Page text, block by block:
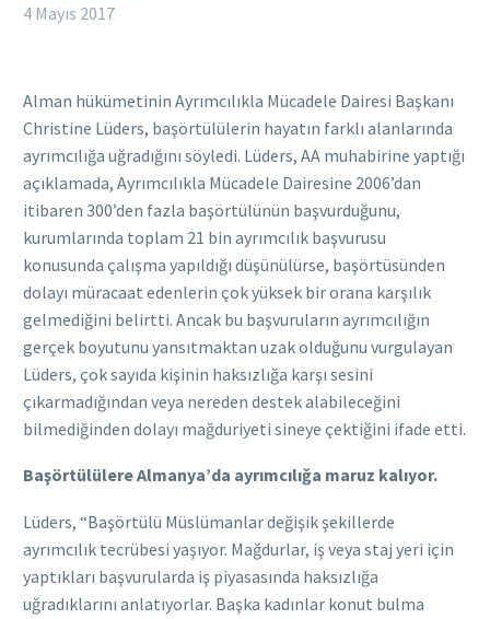
4 Mayıs 2017
Alman hükümetinin Ayrımcılıkla Mücadele Dairesi Başkanı
Christine Lüders, başörtülülerin hayatın farklı alanlarında
ayrımcılığa uğradığını söyledi. Lüders, AA muhabirine yaptığı
açıklamada, Ayrımcılıkla Mücadele Dairesine 2006’dan
itibaren 300’den fazla başörtülünün başvurduğunu,
kurumlarında toplam 21 bin ayrımcılık başvurusu
konusunda çalışma yapıldığı düşünülürse, başörtüsünden
dolayı müracaat edenlerin çok yüksek bir orana karşılık
gelmediğini belirtti. Ancak bu başvuruların ayrımcılığın
gerçek boyutunu yansıtmaktan uzak olduğunu vurgulayan
Lüders, çok sayıda kişinin haksızlığa karşı sesini
çıkarmadığından veya nereden destek alabileceğini
bilmediğinden dolayı mağduriyeti sineye çektiğini ifade etti.
Başörtülülere Almanya’da ayrımcılığa maruz kalıyor.
Lüders, “Başörtülü Müslümanlar değişik şekillerde
ayrımcılık tecrübesi yaşıyor. Mağdurlar, iş veya staj yeri için
yaptıkları başvurularda iş piyasasında haksızlığa
uğradıklarını anlatıyorlar. Başka kadınlar konut bulma